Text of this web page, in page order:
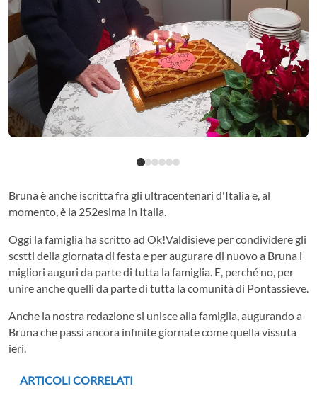
Bruna è anche iscritta fra gli ultracentenari d'Italia e, al
momento, è la 252esima in Italia.
Oggi la famiglia ha scritto ad Ok!Valdisieve per condividere gli
scstti della giornata di festa e per augurare di nuovo a Bruna i
migliori auguri da parte di tutta la famiglia. E, perché no, per
unire anche quelli da parte di tutta la comunità di Pontassieve.
Anche la nostra redazione si unisce alla famiglia, augurando a
Bruna che passi ancora infinite giornate come quella vissuta
ieri.
ARTICOLI CORRELATI